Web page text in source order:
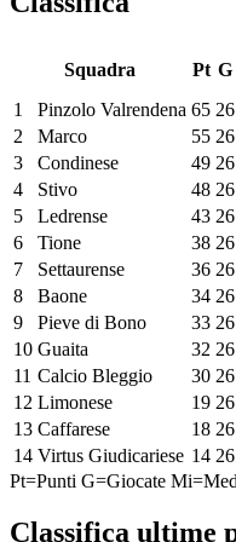
Squadra Pt G
1
Pinzolo Valrendena 65 26
2
Marco 55 26
3
Condinese 49 26
4
Stivo 48 26
5
Ledrense 43 26
6
Tione 38 26
7
Settaurense 36 26
8
Baone 34 26
9
Pieve di Bono 33 26
10 Guaita 32 26
11 Calcio Bleggio 30 26
12 Limonese 19 26
13 Caffarese 18 26
14 Virtus Giudicariese 14 26
Pt=Punti G=Giocate
Classifica ultime